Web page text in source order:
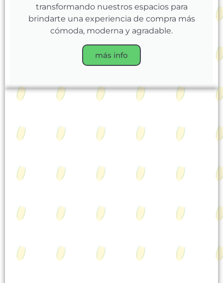
transformando nuestros espacios para
brindarte una experiencia de compra más
cómoda, moderna y agradable.
más info